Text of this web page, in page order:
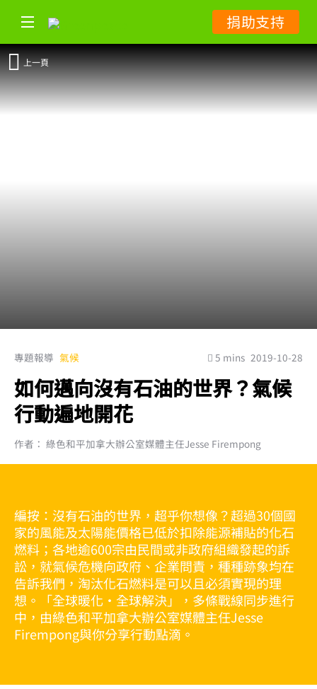
捐助支持
上一頁
專題報導 氣候 5 mins 2019-10-28
如何邁向沒有石油的世界？氣候
行動遍地開花
作者： 綠色和平加拿大辦公室媒體主任Jesse Firempong
編按：沒有石油的世界，超乎你想像？超過30個國
家的風能及太陽能價格已低於扣除能源補貼的化石
燃料；各地逾600宗由民間或非政府組織發起的訴
訟，就氣候危機向政府、企業問責，種種跡象均在
告訴我們，淘汰化石燃料是可以且必須實現的理
想。「全球暖化‧全球解決」，多條戰線同步進行
中，由綠色和平加拿大辦公室媒體主任Jesse
Firempong與你分享行動點滴。